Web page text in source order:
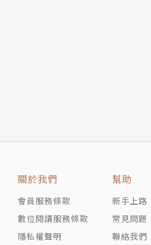
關於我們
會員服務條款
數位閱讀服務條款
隱私權聲明
幫助
新手上路
常見問題
聯絡我們